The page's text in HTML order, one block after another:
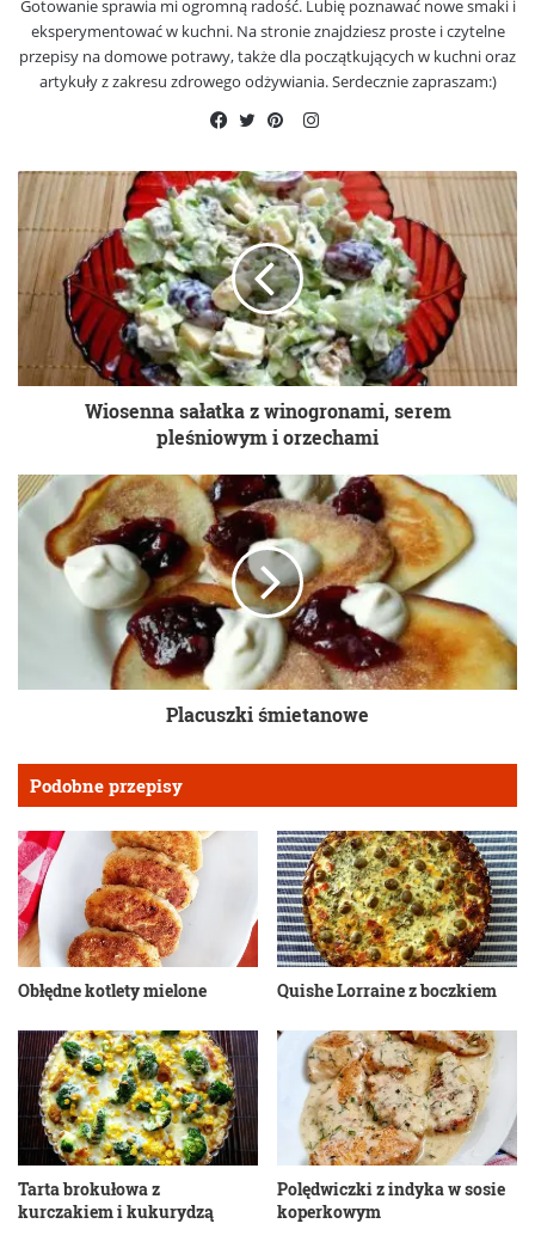
Gotowanie sprawia mi ogromną radość. Lubię poznawać nowe smaki i
eksperymentować w kuchni. Na stronie znajdziesz proste i czytelne
przepisy na domowe potrawy, także dla początkujących w kuchni oraz
artykuły z zakresu zdrowego odżywiania. Serdecznie zapraszam:)
Instagram
Wiosenna sałatka z winogronami, serem
pleśniowym i orzechami
Placuszki śmietanowe
Podobne przepisy
Obłędne kotlety mielone Quishe Lorraine z boczkiem
Tarta brokułowa z
kurczakiem i kukurydzą
Polędwiczki z indyka w sosie
koperkowym